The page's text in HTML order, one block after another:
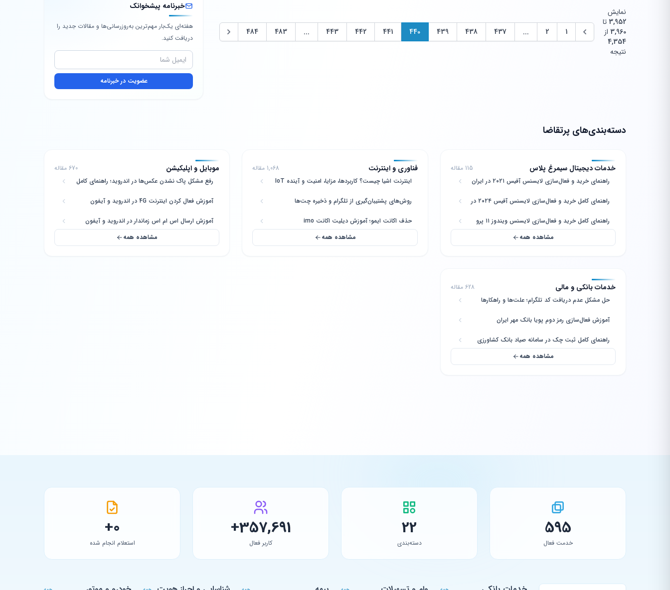
نمایش
3,952 تا
3,960 از
4,354
نتیجه
1
2
...
437
438
439
440
441
442
443
...
483
484
خبرنامه پیشخوانک
هفته‌ای یک‌بار مهم‌ترین به‌روزرسانی‌ها و مقالات جدید را
دریافت کنید.
عضویت در خبرنامه
دسته‌بندی‌های پرتقاضا
خدمات دیجیتال سیمرغ پلاس
115 مقاله
راهنمای خرید و فعال‌سازی لایسنس آفیس ۲۰۲۱ در ایران
راهنمای کامل خرید و فعال‌سازی لایسنس آفیس ۲۰۲۴ در
راهنمای کامل خرید و فعال‌سازی لایسنس ویندوز ۱۱ پرو
مشاهده همه
فناوری و اینترنت
1,068 مقاله
اینترنت اشیا چیست؟ کاربردها، مزایا، امنیت و آینده IoT
روش‌های پشتیبان‌گیری از تلگرام و ذخیره چت‌ها
حذف اکانت ایمو؛ آموزش دیلیت اکانت imo
مشاهده همه
موبایل و اپلیکیشن
670 مقاله
رفع مشکل پاک نشدن عکس‌ها در اندروید؛ راهنمای کامل
آموزش فعال کردن اینترنت 4G در اندروید و آیفون
آموزش ارسال اس ام اس زماندار در اندروید و آیفون
مشاهده همه
خدمات بانکی و مالی
628 مقاله
حل مشکل عدم دریافت کد تلگرام؛ علت‌ها و راهکارها
آموزش فعال‌سازی رمز دوم پویا بانک مهر ایران
راهنمای کامل ثبت چک در سامانه صیاد بانک کشاورزی
مشاهده همه
595
خدمت فعال
22
دسته‌بندی
357,691+
کاربر فعال
0+
استعلام انجام شده